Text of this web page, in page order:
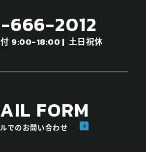
666-2012
9:00-18:00 | 土日祝休
FORM
でのお問い合わせ